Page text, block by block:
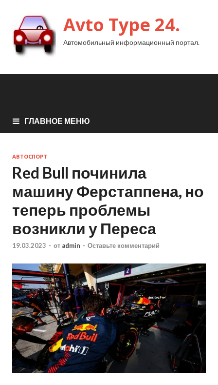
Avto Type 24.
Автомобильный информационный портал.
ГЛАВНОЕ МЕНЮ
АВТОСПОРТ
Red Bull починила
машину Ферстаппена, но
теперь проблемы
возникли у Переса
19.03.2023 - от admin - Оставьте комментарий